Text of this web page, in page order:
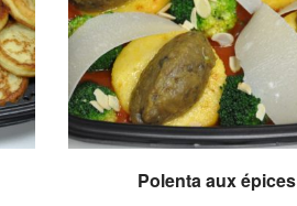
Polenta aux épices